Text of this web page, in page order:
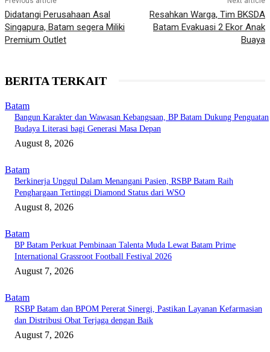
Didatangi Perusahaan Asal
Singapura, Batam segera Miliki
Premium Outlet
Resahkan Warga, Tim BKSDA
Batam Evakuasi 2 Ekor Anak
Buaya
BERITA TERKAIT
Batam
Bangun Karakter dan Wawasan Kebangsaan, BP Batam Dukung Penguatan
Budaya Literasi bagi Generasi Masa Depan
August 8, 2026
Batam
Berkinerja Unggul Dalam Menangani Pasien, RSBP Batam Raih
Penghargaan Tertinggi Diamond Status dari WSO
August 8, 2026
Batam
BP Batam Perkuat Pembinaan Talenta Muda Lewat Batam Prime
International Grassroot Football Festival 2026
August 7, 2026
Batam
RSBP Batam dan BPOM Pererat Sinergi, Pastikan Layanan Kefarmasian
dan Distribusi Obat Terjaga dengan Baik
August 7, 2026